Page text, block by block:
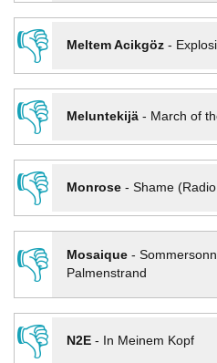
👎
Meltem Acikgöz-
👎
Meluntekijä- March of
👎
Monrose- Shame
👎
Mosaique-
Palmenstrand
👎
N2E- In Meinem Kopf